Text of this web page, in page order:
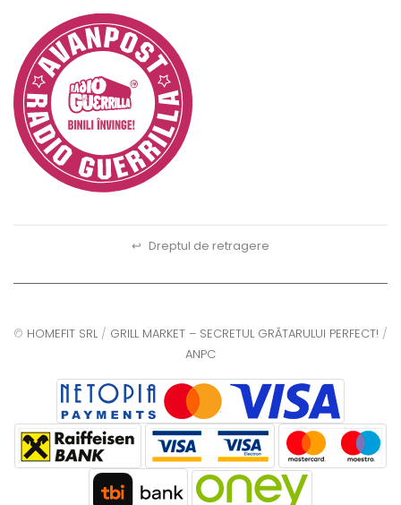
↩ Dreptul de retragere
© HOMEFIT SRL/ GRILL MARKET – SECRETUL GRĂTARULUI PERFECT! /
ANPC